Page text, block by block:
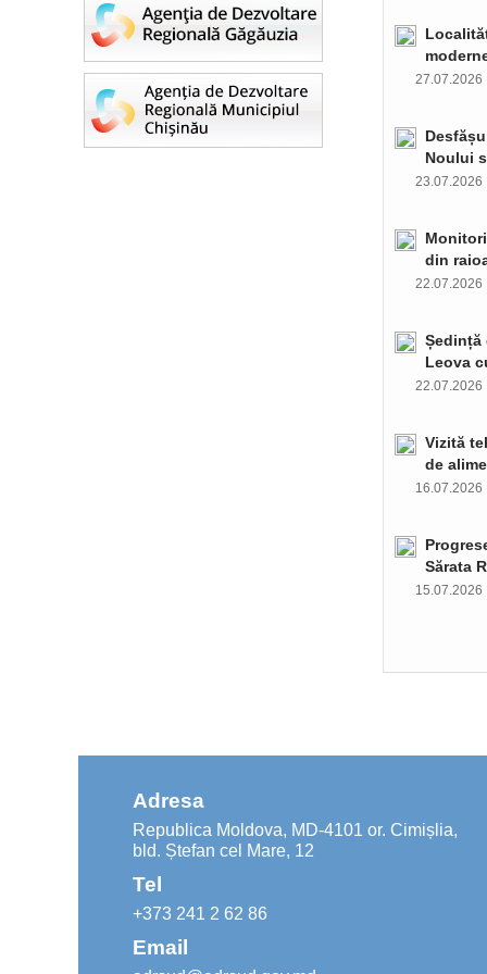
Noului
din
Ședință
Leova
Vizită
de
Sărata
Adresa
Republica Moldova, MD-4101 or. Cimișlia,
bld. Ștefan cel Mare, 12
Tel
+373 241 2 62 86
Email